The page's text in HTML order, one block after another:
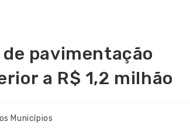
pavimentação
a R$ 1,2 milhão
Municípios